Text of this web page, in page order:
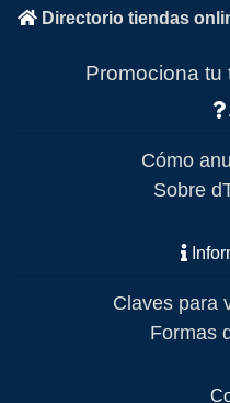
Directorio tiendas
Promociona tu
Cómo
Sobre
Claves para
Formas